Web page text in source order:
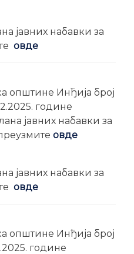
јавних набавки за
овде
општине Инђија број
године
јавних набавки за
овде
јавних набавки за
овде
општине Инђија број
године